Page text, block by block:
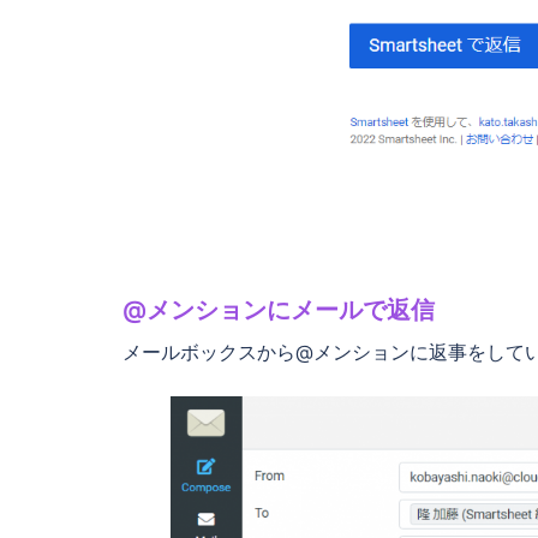
@メンションにメールで返信
メールボックスから@メンションに返事をして